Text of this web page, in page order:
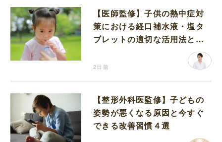
【医師監修】子供の熱中症対
策における経口補水液・塩タ
ブレットの適切な活用法と水
2日前
【整形外科医監修】子どもの
姿勢が悪くなる原因と今すぐ
できる改善習慣４選